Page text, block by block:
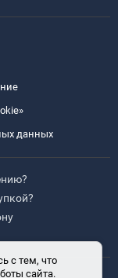
данных
с тем, что
сайта.